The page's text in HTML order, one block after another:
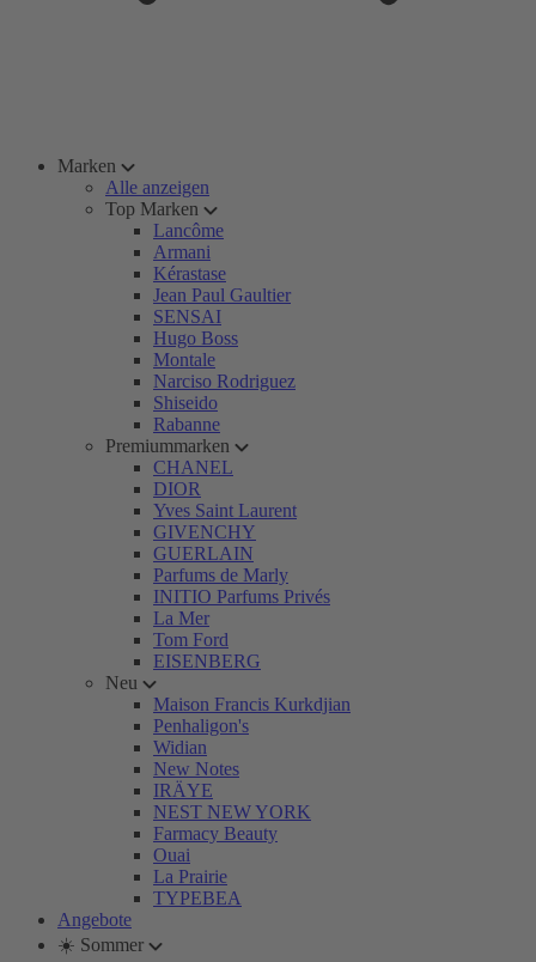
Marken
Alle anzeigen
Top Marken
Lancôme
Armani
Kérastase
Jean Paul Gaultier
SENSAI
Hugo Boss
Montale
Narciso Rodriguez
Shiseido
Rabanne
Premiummarken
CHANEL
DIOR
Yves Saint Laurent
GIVENCHY
GUERLAIN
Parfums de Marly
INITIO Parfums Privés
La Mer
Tom Ford
EISENBERG
Neu
Maison Francis Kurkdjian
Penhaligon's
Widian
New Notes
IRÄYE
NEST NEW YORK
Farmacy Beauty
Ouai
La Prairie
TYPEBEA
Angebote
☀️ Sommer